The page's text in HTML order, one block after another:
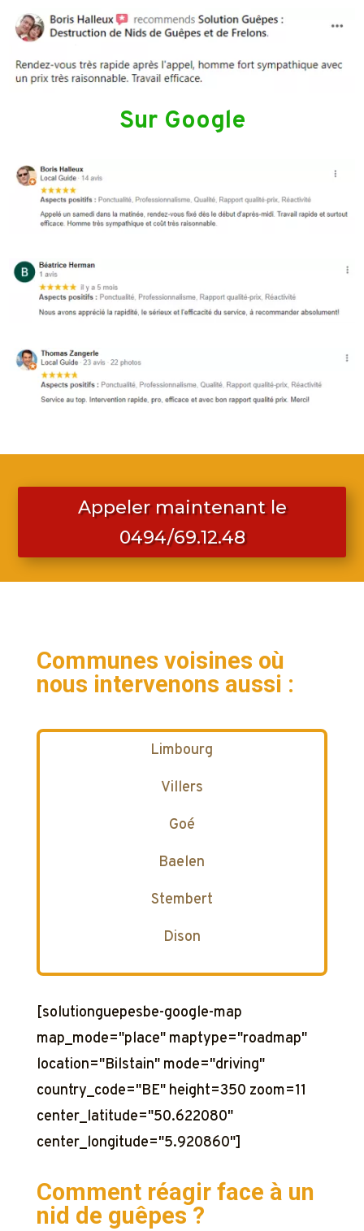
Sur Google
Appeler maintenant le
0494/69.12.48
Communes voisines où
nous intervenons aussi :
Limbourg
Villers
Goé
Baelen
Stembert
Dison
[solutionguepesbe-google-map
map_mode="place" maptype="roadmap"
location="Bilstain" mode="driving"
country_code="BE" height=350 zoom=11
center_latitude="50.622080"
center_longitude="5.920860"]
Comment réagir face à un
nid de guêpes ?